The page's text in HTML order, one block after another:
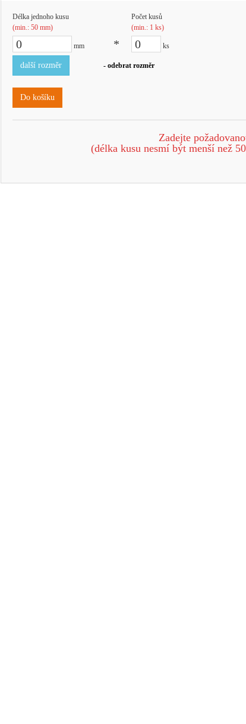
Délka jednoho kusu
(min.: 50 mm)
Počet kusů
(min.: 1 ks)
mm * ks
další rozměr - odebrat rozměr
Do košíku
Zadejte
(délka kusu nesmí být menší než